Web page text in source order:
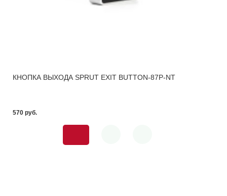
КНОПКА ВЫХОДА SPRUT EXIT BUTTON-87P-NT
570 pуб.